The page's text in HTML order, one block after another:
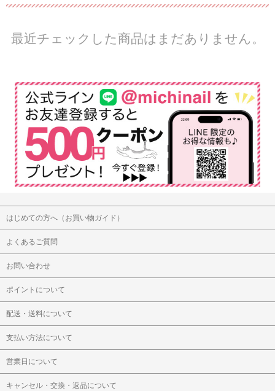
最近チェックした商品はまだありません。
はじめての方へ（お買い物ガイド）
よくあるご質問
お問い合わせ
ポイントについて
配送・送料について
支払い方法について
営業日について
キャンセル・交換・返品について